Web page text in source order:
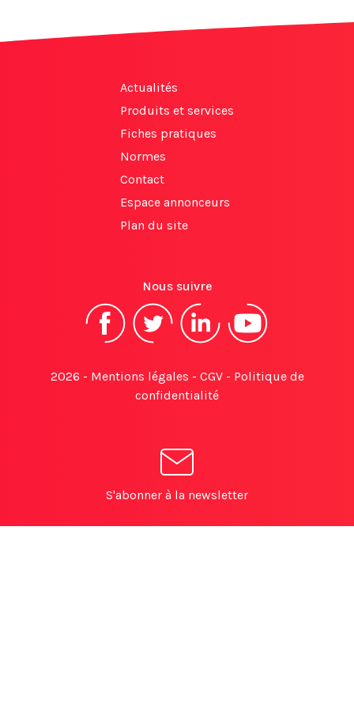
Actualités
Produits et services
Fiches pratiques
Normes
Contact
Espace annonceurs
Plan du site
Nous suivre
2026 - Mentions légales - CGV- Politique de
confidentialité
S'abonner à la newsletter